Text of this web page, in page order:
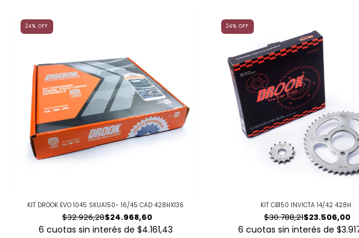
24% OFF
KIT DROOK EVO 1045 SKUA150- 16/45 CAD 428HX136
$24.968,60
$32.926,28
6 cuotas sin interés de $4.161,43
24% OFF
KIT CB150 INVICTA 14/42 428H
$23.506,00
$30.788,21
6 cuotas sin interés de